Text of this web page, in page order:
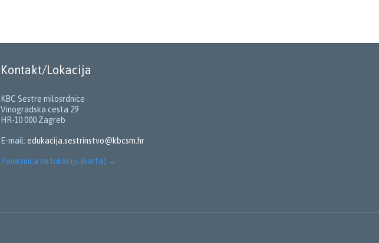
Kontakt/Lokacija
KBC Sestre milosrdnice
Vinogradska cesta 29
HR-10 000 Zagreb
E-mail: edukacija.sestrinstvo@kbcsm.hr
Poveznica na lokaciju (karta) →